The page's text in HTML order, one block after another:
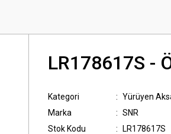
LR178617S -
Kategori
Yürüyen
Marka
SNR
Stok Kodu
LR178617S